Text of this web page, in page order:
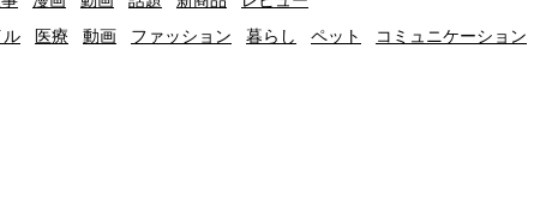
ル 医療 動画 ファッション 暮らし ペット コミュニケーション